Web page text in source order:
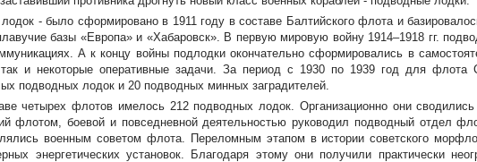
- было сформировано в 1911 году в составе Балтийского флота и
базы «Европа» и «Хабаровск». В первую мировую войну 1914–1918 гг.
А к концу войны подлодки окончательно сформировались в
и некоторые оперативные задачи. За период с 1930 по 1939 год для
подводных лодок и 20 подводных минных заградителей.
четырех флотов имелось 212 подводных лодок. Организационно они
флотом, боевой и повседневной деятельностью руководил подводный отдел
военным советом флота. Переломным этапом в истории советского
энергетических установок. Благодаря этому они получили практически